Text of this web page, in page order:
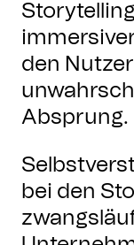
den
Absprung.
bei den